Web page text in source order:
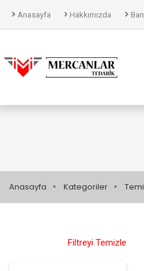
Anasayfa Hakkımızda
Anasayfa Kategoriler
Filtreyi Temizle